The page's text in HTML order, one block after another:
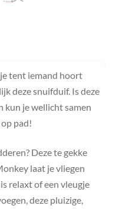
je tent iemand hoort
deze snuifduif. Is deze
kun je wellicht samen
pad!
Deze te gekke
laat je vliegen
relaxt of een vleugje
deze pluizige,